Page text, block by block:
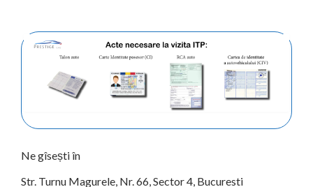
Ne gîsești în
Str. Turnu Magurele, Nr. 66, Sector 4, Bucuresti